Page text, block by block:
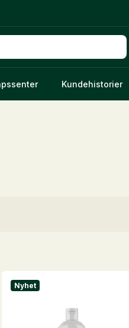
Kundehistorier
Nyhet